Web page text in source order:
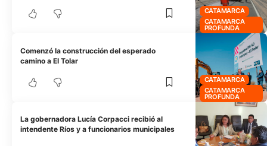
CATAMARCA
CATAMARCA
PROFUNDA
CATAMARCA
CATAMARCA
PROFUNDA
Comenzó la construcción del esperado
camino a El Tolar
La gobernadora Lucía Corpacci recibió al
intendente Ríos y a funcionarios municipales